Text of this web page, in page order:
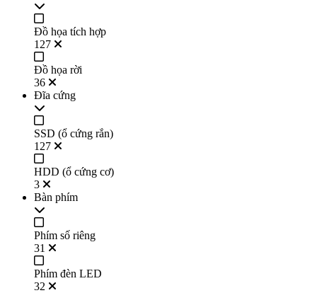
Đồ họa tích hợp
127
Đồ họa rời
36
Đĩa cứng
SSD (ổ cứng rắn)
127
HDD (ổ cứng cơ)
3
Bàn phím
Phím số riêng
31
Phím đèn LED
32